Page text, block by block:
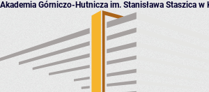
Akademia Górniczo-Hutnicza im. Stanisława Staszica w